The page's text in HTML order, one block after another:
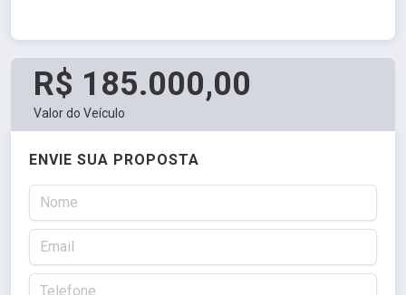
R$ 185.000,00
Valor do Veículo
ENVIE SUA PROPOSTA